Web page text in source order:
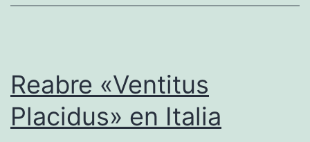
es
Reabre «Ventitus
Placidus» en Italia